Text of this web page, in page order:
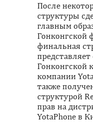
После
структуры
главным
Гонконгской
финальная
Гонконгской
компании
также
структурой
прав на
YotaPhone в